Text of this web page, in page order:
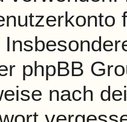
phpBB
nach